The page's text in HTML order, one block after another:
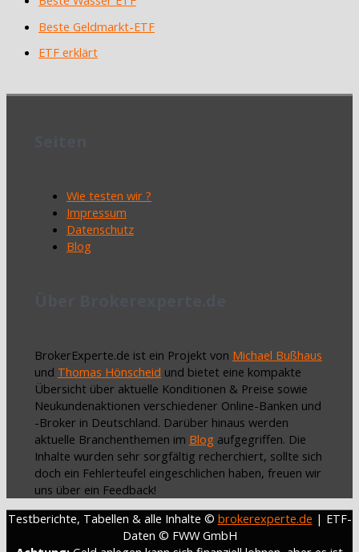
Beste Geldmarkt-ETF
ETF erklärt
Wie testen wir ?
Impressum
Datenschutz
Blog
BrokerExperte.de ist ein Projekt von Michael Bußhaus
und Thomas Hönscheid und bietet eine kompakte
Übersicht über aktuelle Konditionen & Preise sowie
Neukundenaktionen verschiedener Online-Banken und
-Broker in Deutschland. Darüber hinaus werden
aktuelle Branchenthemen im Blog aufgegriffen. Die
Inhalte wurden sehr sorgfältig recherchiert, sollte sich
doch ein Fehlerteufel eingeschlichen haben, freuen wir
uns über ein Feedback!
Testberichte, Tabellen & alle Inhalte © brokerexperte.de | ETF-
Daten © FWW GmbH